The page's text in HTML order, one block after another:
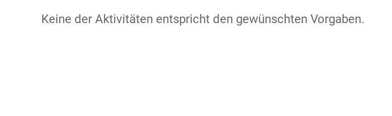
Keine der Aktivitäten entspricht den gewünschten Vorgaben.